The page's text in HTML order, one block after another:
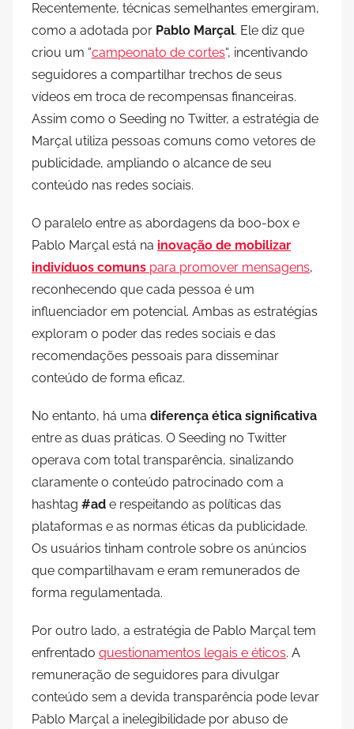
Recentemente, técnicas semelhantes emergiram,
como a adotada por Pablo Marçal. Ele diz que
criou um “campeonato de cortes“, incentivando
seguidores a compartilhar trechos de seus
vídeos em troca de recompensas financeiras.
Assim como o Seeding no Twitter, a estratégia de
Marçal utiliza pessoas comuns como vetores de
publicidade, ampliando o alcance de seu
conteúdo nas redes sociais.
O paralelo entre as abordagens da boo-box e
Pablo Marçal está na inovação de mobilizar
indivíduos comuns para promover mensagens,
reconhecendo que cada pessoa é um
influenciador em potencial. Ambas as estratégias
exploram o poder das redes sociais e das
recomendações pessoais para disseminar
conteúdo de forma eficaz.
No entanto, há uma diferença ética significativa
entre as duas práticas. O Seeding no Twitter
operava com total transparência, sinalizando
claramente o conteúdo patrocinado com a
hashtag #ad e respeitando as políticas das
plataformas e as normas éticas da publicidade.
Os usuários tinham controle sobre os anúncios
que compartilhavam e eram remunerados de
forma regulamentada.
Por outro lado, a estratégia de Pablo Marçal tem
enfrentado questionamentos legais e éticos. A
remuneração de seguidores para divulgar
conteúdo sem a devida transparência pode levar
Pablo Marçal a inelegibilidade por abuso de